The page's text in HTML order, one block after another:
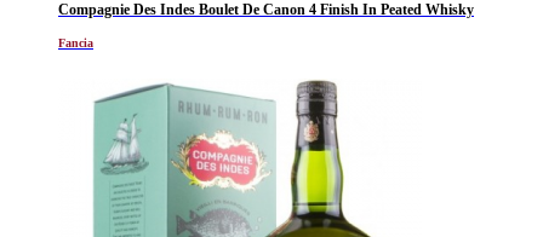
Compagnie Des Indes Boulet De Canon 4 Finish In Peated Whisky
Fancia